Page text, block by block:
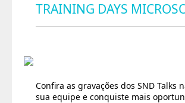
TRAINING DAYS
Confira as gravações dos SND Talks
sua equipe e conquiste mais